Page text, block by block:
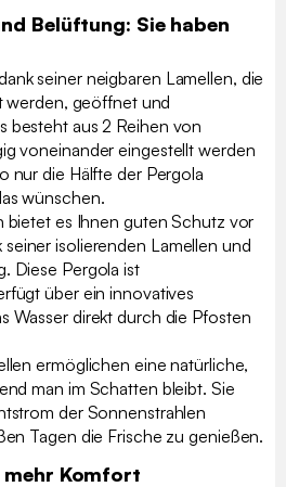
Belüftung: Sie haben
seiner neigbaren Lamellen, die
werden, geöffnet und
besteht aus 2 Reihen von
voneinander eingestellt werden
nur die Hälfte der Pergola
wünschen.
bietet es Ihnen guten Schutz vor
isolierenden Lamellen und
Diese Pergola ist
über ein innovatives
Wasser direkt durch die Pfosten
ermöglichen eine natürliche,
man im Schatten bleibt. Sie
der Sonnenstrahlen
Tagen die Frische zu genießen.
Komfort